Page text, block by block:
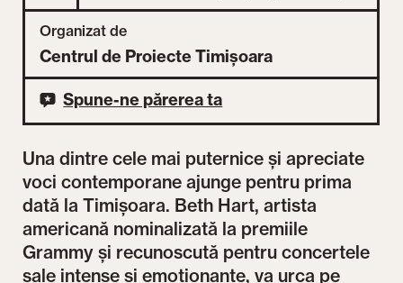
Una dintre cele mai puternice și apreciate
voci contemporane ajunge pentru prima
dată la Timișoara. Beth Hart, artista
americană nominalizată la premiile
Grammy și recunoscută pentru concertele
sale intense și emoționante, va urca pe
Organizat de
Centrul de Proiecte Timișoara
Spune-ne părerea ta